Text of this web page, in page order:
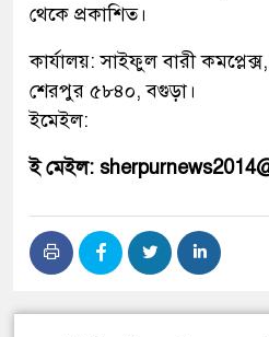
থেকে প্রকাশিত।
কার্যালয়: সাইফুল বারী
শেরপুর ৫৮৪০, বগুড়া।
ইমেইল:
ই মেইল: